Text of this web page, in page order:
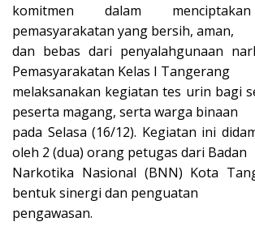
komitmen dalam
pemasyarakatan yang bersih, aman,
dan bebas dari penyalahgunaan
Pemasyarakatan Kelas I Tangerang
melaksanakan kegiatan tes urin bagi
peserta magang, serta warga binaan
pada Selasa (16/12). Kegiatan ini
oleh 2 (dua) orang petugas dari Badan
Narkotika Nasional (BNN) Kota
bentuk sinergi dan penguatan
pengawasan.